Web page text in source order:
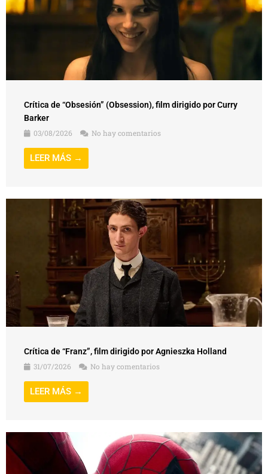
Crítica de “Obsesión” (Obsession), film dirigido por Curry
Barker
03/08/2026
No hay comentarios
LEER MÁS →
Crítica de “Franz”, film dirigido por Agnieszka Holland
31/07/2026
No hay comentarios
LEER MÁS →